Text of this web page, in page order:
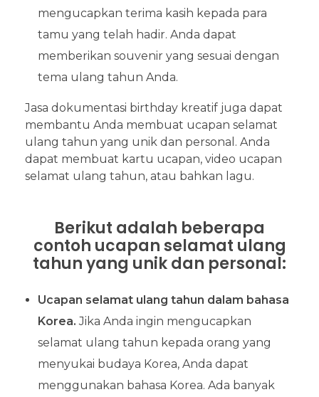
mengucapkan terima kasih kepada para
tamu yang telah hadir. Anda dapat
memberikan souvenir yang sesuai dengan
tema ulang tahun Anda.
Jasa dokumentasi birthday kreatif juga dapat
membantu Anda membuat ucapan selamat
ulang tahun yang unik dan personal. Anda
dapat membuat kartu ucapan, video ucapan
selamat ulang tahun, atau bahkan lagu.
Berikut adalah beberapa
contoh ucapan selamat ulang
tahun yang unik dan personal:
Ucapan selamat ulang tahun dalam bahasa
Korea. Jika Anda ingin mengucapkan
selamat ulang tahun kepada orang yang
menyukai budaya Korea, Anda dapat
menggunakan bahasa Korea. Ada banyak